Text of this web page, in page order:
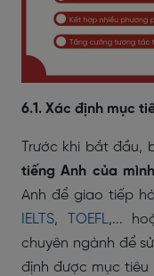
6.1. Xác định mục
Trước khi bắt đầu,
tiếng Anh của
Anh để giao tiếp
IELTS, TOEFL,...
chuyên ngành để
định được mục